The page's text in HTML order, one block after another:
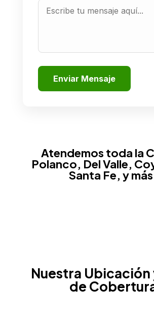
Enviar Mensaje
Atendemos toda la
Polanco, Del Valle,
Santa Fe, y
Nuestra Ubicación
de